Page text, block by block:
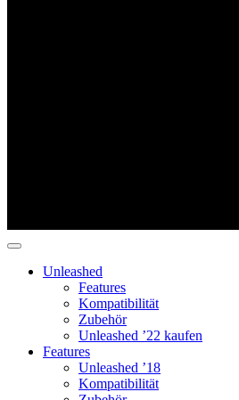
Unleashed
Features
Kompatibilität
Zubehör
Unleashed ’22 kaufen
Features
Unleashed ’18
Kompatibilität